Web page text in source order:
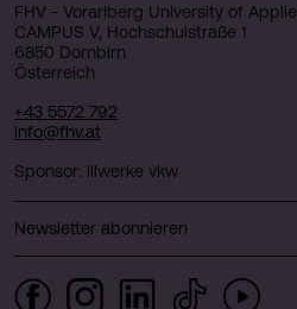
FHV - Vorarlberg University of
CAMPUS V, Hochschulstraße 1
6850 Dornbirn
Österreich
+43 5572 792
info@fhv.at
Sponsor: illwerke vkw
Newsletter abonnieren